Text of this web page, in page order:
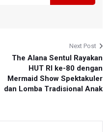
Next Post
The Alana Sentul Rayakan
HUT RI ke-80 dengan
Mermaid Show Spektakuler
dan Lomba Tradisional Anak